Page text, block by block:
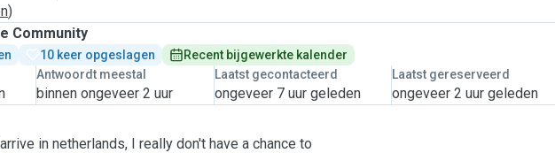
)
Community
10 keer opgeslagen
Recent bijgewerkte kalender
Antwoordt meestal
binnen ongeveer 2 uur
Laatst gecontacteerd
ongeveer 7 uur geleden
Laatst gereserveerd
ongeveer 2 uur geleden
in netherlands, I really don't have a chance to